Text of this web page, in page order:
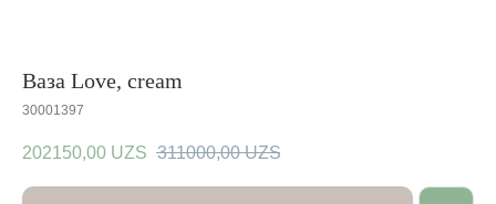
Ваза Love, cream
30001397
202150,00 UZS 311000,00 UZS